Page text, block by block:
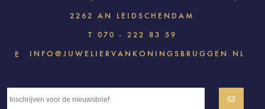
2262 AN LEIDSCHENDAM
T 070 - 222 83 59
E INFO@JUWELIERVANKONINGSBRUGGEN.NL